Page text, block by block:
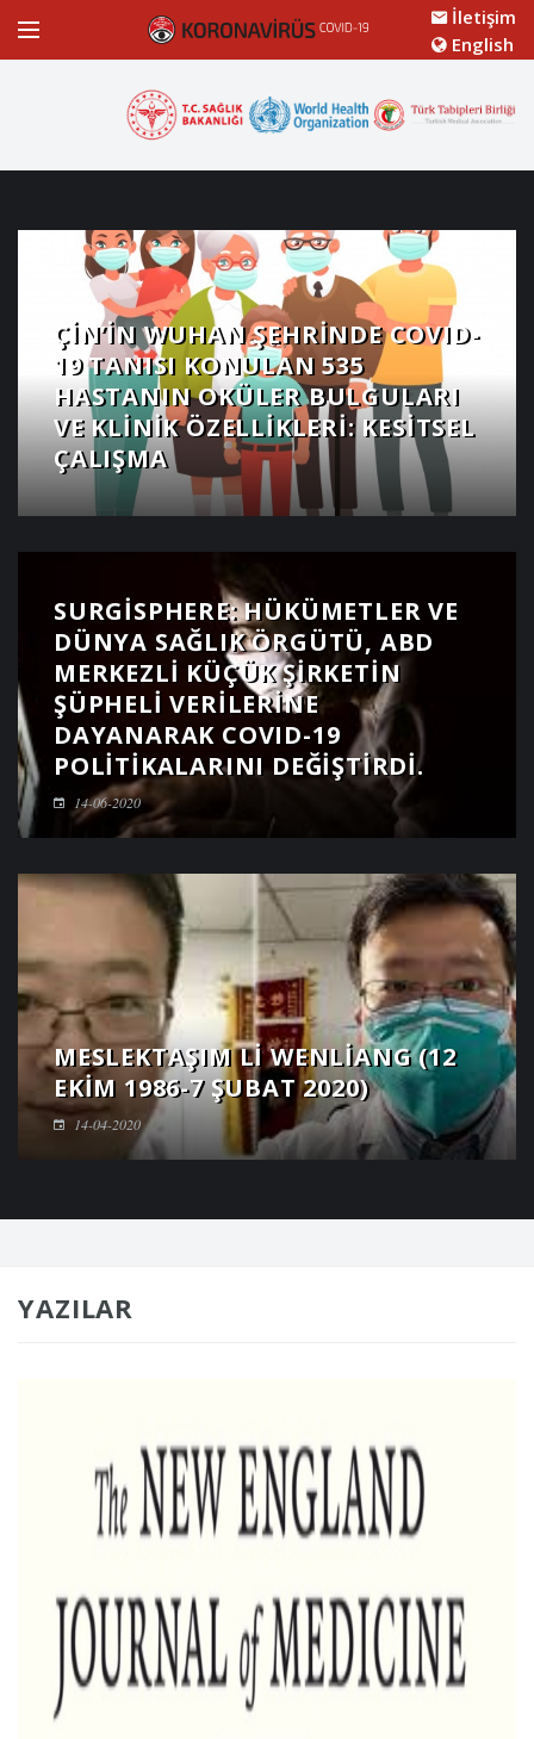
İletişim
English
ÇIN’IN WUHAN ŞEHRINDE COVID-
19 TANISI KONULAN 535
HASTANIN OKÜLER BULGULARI
VE KLINIK ÖZELLIKLERI: KESITSEL
ÇALIŞMA
SURGISPHERE: HÜKÜMETLER VE
DÜNYA SAĞLIK ÖRGÜTÜ, ABD
MERKEZLI KÜÇÜK ŞIRKETIN
ŞÜPHELI VERILERINE
DAYANARAK COVID-19
POLITIKALARINI DEĞIŞTIRDI.
14-06-2020
MESLEKTAŞIM LI WENLIANG (12
EKIM 1986-7 ŞUBAT 2020)
14-04-2020
YAZILAR